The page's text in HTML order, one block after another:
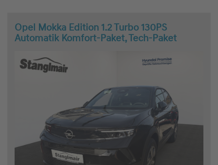
Opel Mokka Edition 1.2 Turbo 130PS
Automatik Komfort-Paket, Tech-Paket